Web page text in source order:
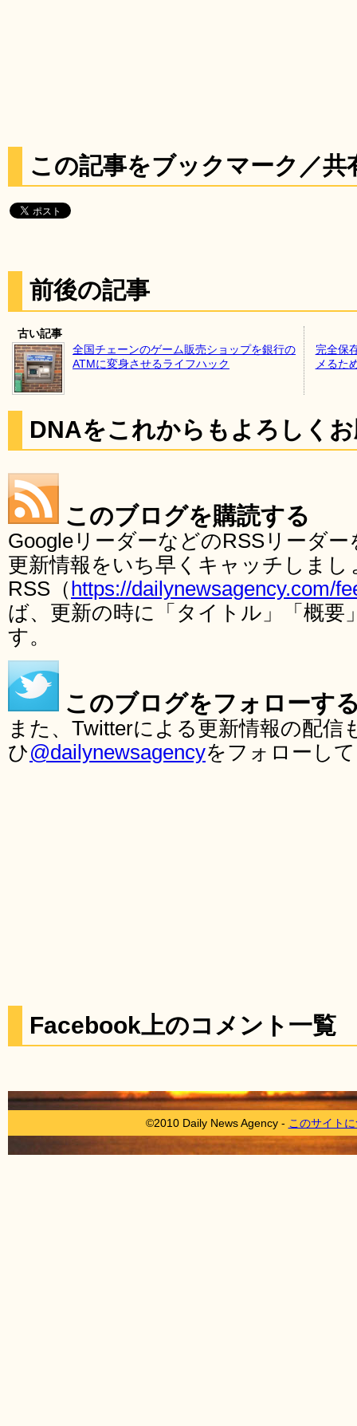
この記事をブックマーク／共
前後の記事
古い記事
全国チェーンのゲーム販売ショップを銀行の
ATMに変身させるライフハック
完全保
メるた
DNAをこれからもよろしく
このブログを購読する
GoogleリーダーなどのRSSリーダ
更新情報をいち早くキャッチしま
RSS（ https://dailynewsagency.com/
ば、更新の時に「タイトル」「概要
す。
このブログをフォローす
また、Twitterによる更新情報の配
ひ@dailynewsagencyをフォローし
Facebook上のコメント一覧
©2010 Daily News Agency - このサイト